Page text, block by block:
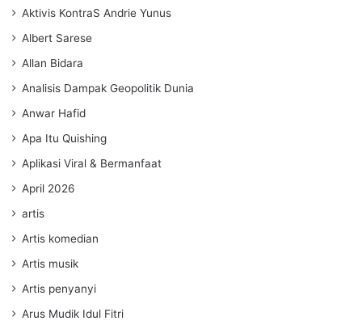
Aktivis KontraS Andrie Yunus
Albert Sarese
Allan Bidara
Analisis Dampak Geopolitik Dunia
Anwar Hafid
Apa Itu Quishing
Aplikasi Viral & Bermanfaat
April 2026
artis
Artis komedian
Artis musik
Artis penyanyi
Arus Mudik Idul Fitri